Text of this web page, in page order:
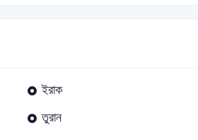
ইরাক
তুরান